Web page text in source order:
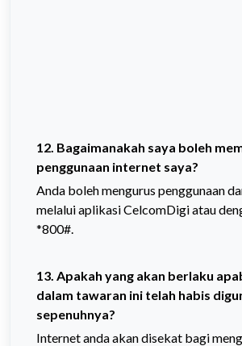
12. Bagaimanakah saya boleh
penggunaan internet saya?
Anda boleh mengurus penggunaan
melalui aplikasi CelcomDigi atau
*800#.
13. Apakah yang akan berlaku
dalam tawaran ini telah habis
sepenuhnya?
Internet anda akan disekat bagi